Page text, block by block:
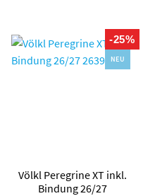
-25%
NEU
Völkl Peregrine XT inkl.
Bindung 26/27